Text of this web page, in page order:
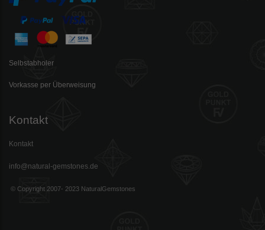
Selbstabholer
Vorkasse per Überweisung
Kontakt
Kontakt
info@natural-gemstones.de
© Copyright 2007- 2023 NaturalGemstones